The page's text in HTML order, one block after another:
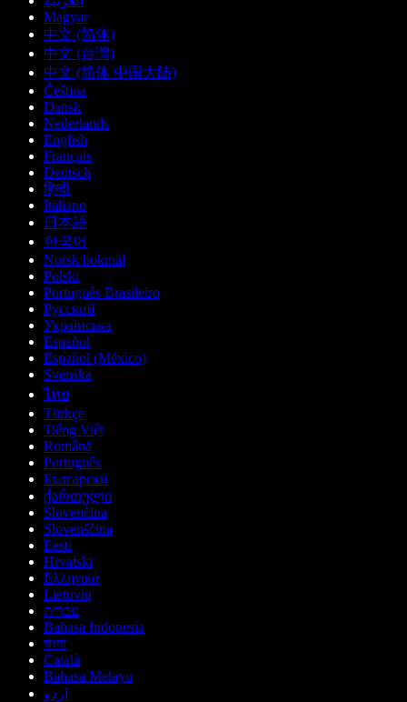
Magyar
中文 (简体)
中文 (台灣)
中文 (简体 中国大陆)
Čeština
Dansk
Nederlands
English
Français
Deutsch
हिन्दी
Italiano
日本語
한국어
Norsk bokmål
Polski
Português Brasileiro
Русский
Українська
Español
Español (México)
Svenska
ไทย
Türkçe
Tiếng Việt
Română
Português
Български
ქართული
Slovenčina
Slovenščina
Eesti
Hrvatski
Ελληνικά
Lietuvių
עברית
Bahasa Indonesia
বাংলা
Català
Bahasa Melayu
اردو